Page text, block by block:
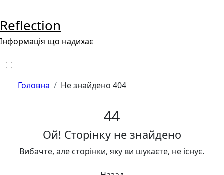
контенту
Reflection
Інформація що надихає
Головна Не знайдено 404
44
Ой! Сторінку не знайдено
Вибачте, але сторінки, яку ви шукаєте, не існує.